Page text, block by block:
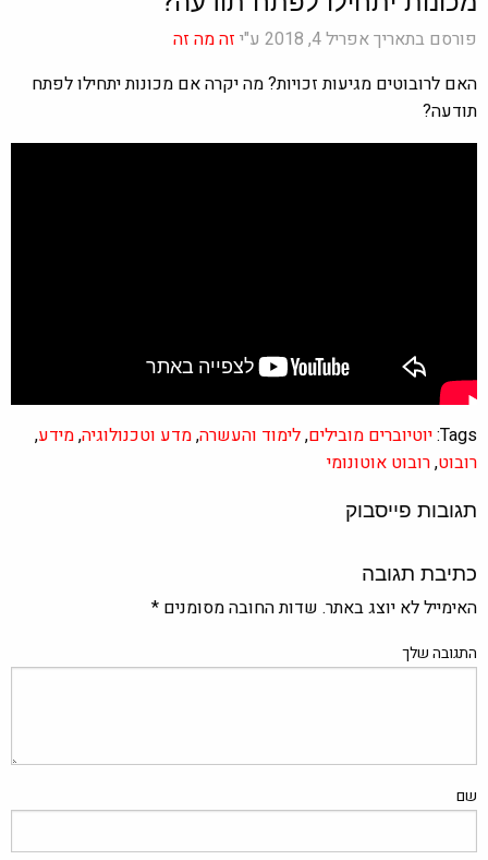
פורסם בתאריך אפריל 4, 2018 ע"י
זה מה זה
האם לרובוטים מגיעות זכויות? מה יקרה אם מכונות יתחילו לפתח
תודעה?
Tags: יוטיוברים מובילים,לימוד והעשרה,מדע וטכנולוגיה,מידע,
רובוט,רובוט אוטונומי
תגובות פייסבוק
כתיבת תגובה
האימייל לא יוצג באתר. שדות החובה מסומנים *
התגובה שלך
שם